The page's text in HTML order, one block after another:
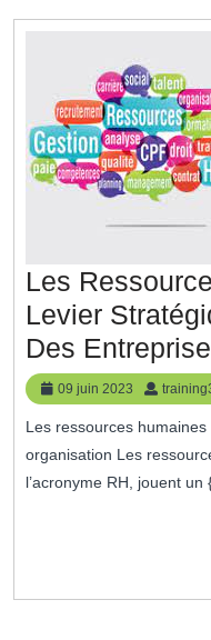
Les
Levier
Des
09 juin 2023
09
juin
2023
Les ressources humaines : un pilier essentiel de toute
organisation Les
l’acronyme RH, jouent un